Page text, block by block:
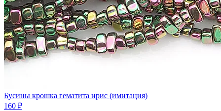
Бусины крошка гематита ирис (имитация)
160 ₽